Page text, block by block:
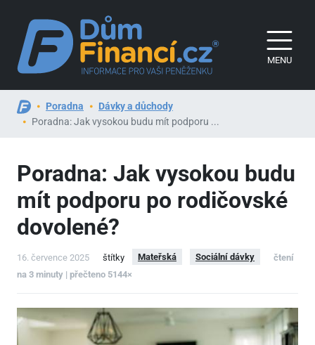
MENU
Poradna
Dávky a důchody
Poradna: Jak vysokou budu mít podporu ...
Poradna: Jak vysokou budu
mít podporu po rodičovské
dovolené?
16. července 2025 štítky Mateřská Sociální dávky
čtení
na 3 minuty | přečteno 5144×